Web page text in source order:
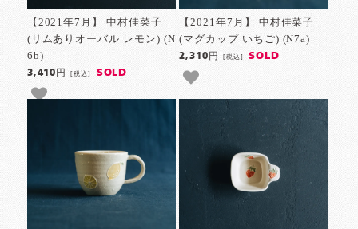
【2021年7月】 中村佳菜子
(リムありオーバル レモン) (N
6b)
3,410円[税込] SOLD
【2021年7月】 中村佳菜子
(マグカップ いちご) (N7a)
2,310円 [税込] SOLD